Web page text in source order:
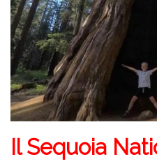
Il Sequoia